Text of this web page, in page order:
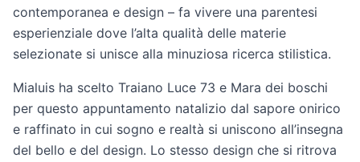
contemporanea e design – fa vivere una parentesi
esperienziale dove l’alta qualità delle materie
selezionate si unisce alla minuziosa ricerca stilistica.
Mialuis ha scelto Traiano Luce 73 e Mara dei boschi
per questo appuntamento natalizio dal sapore onirico
e raffinato in cui sogno e realtà si uniscono all’insegna
del bello e del design. Lo stesso design che si ritrova